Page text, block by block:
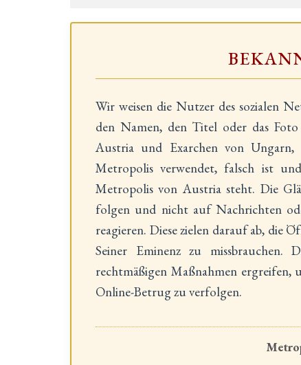
Wir weisen die Nutzer des sozialen
den Namen, den Titel oder das
Austria und Exarchen von
Metropolis verwendet, falsch ist
Metropolis von Austria steht. Die
folgen und nicht auf Nachrichten
reagieren. Diese zielen darauf ab,
Seiner Eminenz zu
rechtmäßigen Maßnahmen ergreifen,
Online-Betrug zu verfolgen.